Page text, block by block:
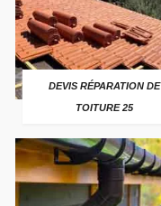
DEVIS RÉPARATION DE
TOITURE 25